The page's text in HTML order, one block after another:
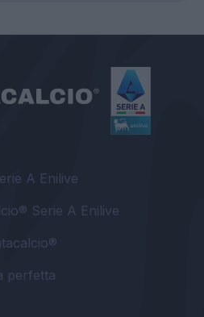
A Enilive
Serie A Enilive
perfetta